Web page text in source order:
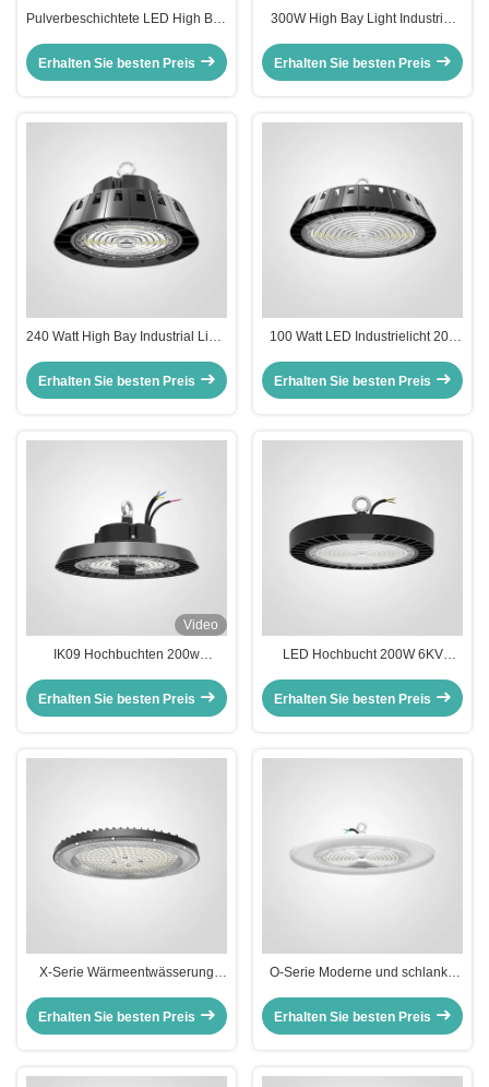
Pulverbeschichtete LED High Bay
Lichter für Lager
Erhalten Sie besten Preis
300W High Bay Light Industrie-
Erhalten Sie besten Preis
240 Watt High Bay Industrial Light
Erhalten Sie besten Preis
100 Watt LED Industrielicht 200
Erhalten Sie besten Preis
Video
IK09 Hochbuchten 200w
Erhalten Sie besten Preis
LED Hochbucht 200W 6KV
LED Hochbuchtleuchten
Erhalten Sie besten Preis
X-Serie Wärmeentwässerung
Energieeinsparung 120W
Hochbucht LED-Beleuchtung
Erhalten Sie besten Preis
O-Serie Moderne und schlanke
Lebensmittelqualität Runde LED
High Bay Lichter
Erhalten Sie besten Preis